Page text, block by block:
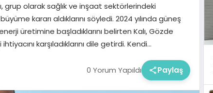
grup olarak sağlık ve inşaat sektörlerindeki
kararı aldıklarını söyledi. 2024 yılında güneş
üretimine başladıklarını belirten Kalı, Gözde
karşıladıklarını dile getirdi. Kendi…
0 Yorum Yapıldı Paylaş